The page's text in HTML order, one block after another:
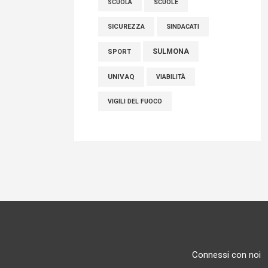
SCUOLA SCUOLE
SICUREZZA SINDACATI
SPORT SULMONA
UNIVAQ VIABILITÀ
VIGILI DEL FUOCO
Connessi con noi